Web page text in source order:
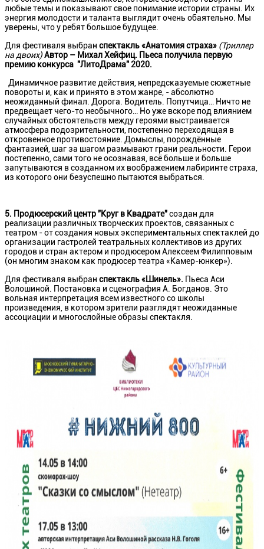
любые темы и показывают свое понимание истории страны. Их
энергия молодости и таланта выглядит очень обаятельно. Мы
уверены, что у ребят большое будущее.
Для фестиваля выбран спектакль«Анатомия страха» (Триллер
на двоих)Автор – Михал Хейфиц. Пьеса получила первую
премию конкурса "ЛитоДрама" 2020.
Динамичное развитие действия, непредсказуемые сюжетные
повороты и, как и принято в этом жанре, - абсолютно
неожиданный финал. Дорога. Водитель. Попутчица… Ничто не
предвещает чего-то необычного… Но уже вскоре под влиянием
случайных обстоятельств между героями выстраивается
атмосфера подозрительности, постепенно переходящая в
откровенное противостояние. Домыслы, порождённые
фантазией, шаг за шагом размывают грани реальности. Герои
постепенно, сами того не осознавая, всё больше и больше
запутываются в созданном их воображением лабиринте страха,
из которого они безуспешно пытаются выбраться.
5. Продюсерский центр "Круг в Квадрате"создан для
реализации различных творческих проектов, связанных с
театром - от создания новых экспериментальных спектаклей до
организации гастролей театральных коллективов из других
городов и стран актером и продюсером Алексеем Филипповым
(он многим знаком как продюсер театра «Камер-юнкер»).
Для фестиваля выбран спектакль «Шинель». Пьеса Аси
Волошиной. Постановка и сценография А. Богданов. Это
вольная интерпретация всем известного со школы
произведения, в котором зрители разглядят неожиданные
ассоциации и многослойные образы спектакля.